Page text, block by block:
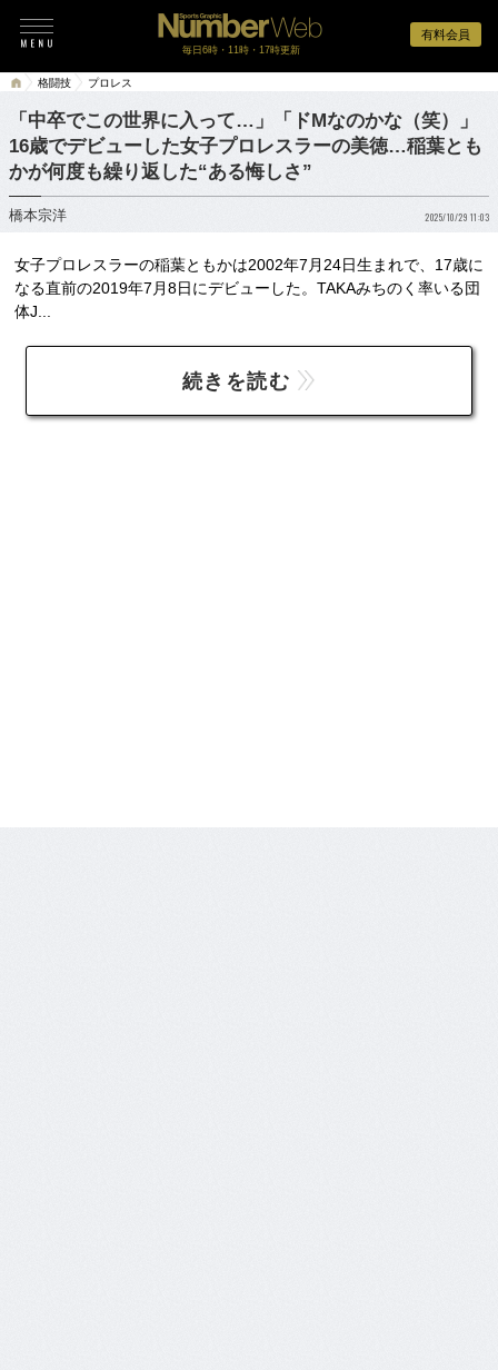
有料会員
毎日6時・11時・17時更新
格闘技 プロレス
「中卒でこの世界に入って…」「ドMなのかな（笑）」
16歳でデビューした女子プロレスラーの美徳…稲葉とも
かが何度も繰り返した“ある悔しさ”
橋本宗洋 2025/10/29 11:03
女子プロレスラーの稲葉ともかは2002年7月24日生まれで、17歳に
なる直前の2019年7月8日にデビューした。TAKAみちのく率いる団
体J...
続きを読む